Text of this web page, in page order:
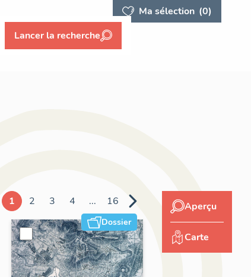
Ma sélection (0)
Lancer la recherche
1 2 3 4 ... 16
Dossier
Aperçu
Carte